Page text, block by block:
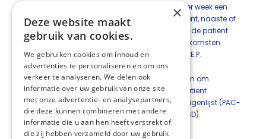
werkgroep raadt aan minstens twee keer per week een
evaluatie te verrichten. Dit kan door de patiënt, naaste of
zorgverlener gedaan worden. Bespreek met de patiënt
welke actie hij kan ondernemen bij welke uitkomsten.
Adviseer hierbij zo nodig gebruik van de P.O.E.P.
app (knmp.nl/poep-app
).
Daarnaast zijn er alternatieve mogelijkheden om
obstipatie klachten te evalueren zoals de Patient
Assessment of Constipation Symptoms vragenlijst (PAC-
SYM) of het Utrecht Symptoom Dagboek (USD).
×
Deze website maakt
gebruik van cookies.
We gebruiken cookies om inhoud en
advertenties te personaliseren en om ons
verkeer te analyseren. We delen ook
informatie over uw gebruik van onze site
met onze advertentie- en analysepartners,
die deze kunnen combineren met andere
informatie die u aan hen heeft verstrekt of
die zij hebben verzameld door uw gebruik